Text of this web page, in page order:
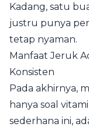
Kadang, satu
justru punya
tetap nyaman.
Manfaat Jeruk
Konsisten
Pada akhirnya,
hanya soal
sederhana ini,